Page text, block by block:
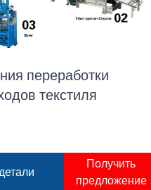
переработки
текстиля
Получить
предложение